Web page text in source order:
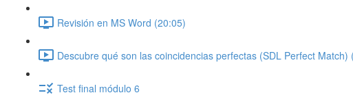
Revisión en MS Word (20:05)
Descubre qué son las coincidencias perfectas (SDL Perfect Match)
Test final módulo 6